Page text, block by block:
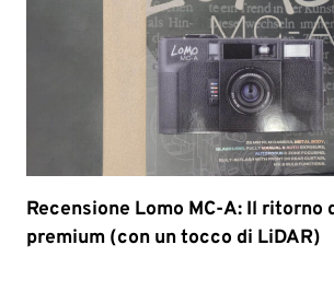
Recensione Lomo MC-A: Il ritorno
premium (con un tocco di LiDAR)